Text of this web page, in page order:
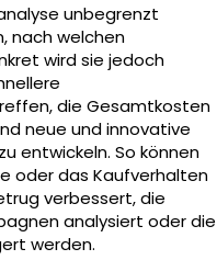
unbegrenzt
nach welchen
wird sie jedoch
die Gesamtkosten
neue und innovative
entwickeln. So können
oder das Kaufverhalten
verbessert, die
analysiert oder die
werden.